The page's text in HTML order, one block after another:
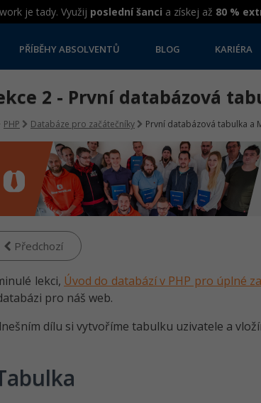
je tady. Využij poslední šanci a získej až 80 %
PŘÍBĚHY ABSOLVENTŮ BLOG KARIÉRA
2 - První databázová
PHP Databáze pro začátečníky První databázová tabulka a
Předchozí
lekci, Úvod do databází v PHP pro úplné
pro náš web.
dílu si vytvoříme tabulku uzivatele a